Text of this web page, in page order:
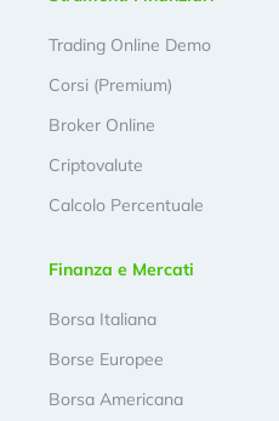
Trading Online Demo
Corsi (Premium)
Broker Online
Criptovalute
Calcolo Percentuale
Finanza e Mercati
Borsa Italiana
Borse Europee
Borsa Americana